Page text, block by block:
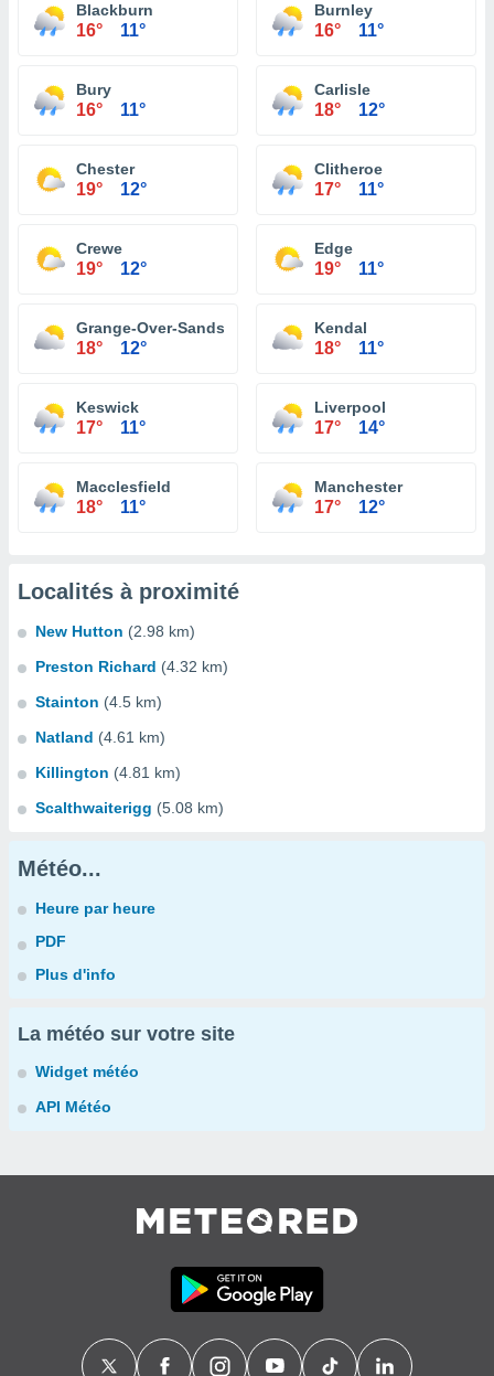
Blackburn
16° 11°
Burnley
16° 11°
Bury
16° 11°
Carlisle
18° 12°
Chester
19° 12°
Clitheroe
17° 11°
Crewe
19° 12°
Edge
19° 11°
Grange-Over-Sands
18° 12°
Kendal
18° 11°
Keswick
17° 11°
Liverpool
17° 14°
Macclesfield
18° 11°
Manchester
17° 12°
Localités à proximité
New Hutton (2.98 km)
Preston Richard (4.32 km)
Stainton (4.5 km)
Natland (4.61 km)
Killington (4.81 km)
Scalthwaiterigg (5.08 km)
Météo...
Heure par heure
PDF
Plus d'info
La météo sur votre site
Widget météo
API Météo